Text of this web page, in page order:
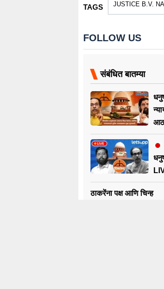
TAGS JUSTICE B.V.
FOLLOW US
संबंधित बातम्या
ठाकरेंना पक्ष आणि चिन्ह